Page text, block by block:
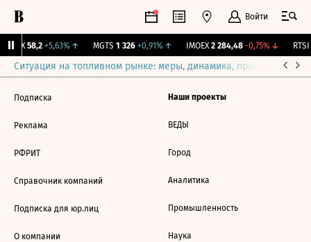
Войти
58,2 +5,63%↑ MGTS 1 326 +0,91%↑ IMOEX 2 284,48 -0,75%↓ RTSI
Ситуация на топливном рынке: меры, динамика, прогнозы
Подписка
Реклама
РФРИТ
Справочник компаний
Подписка для юр.лиц
О компании
Наши проекты
ВЕДЫ
Город
Аналитика
Промышленность
Наука